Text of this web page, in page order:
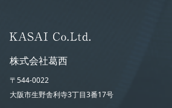
株式会社葛西
〒544-0022
大阪市生野舎利寺3丁目3番17号